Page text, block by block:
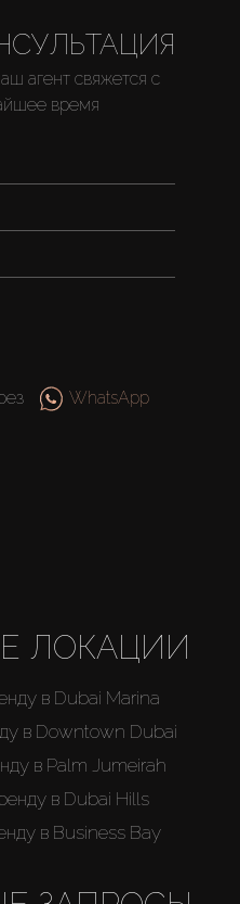
агент свяжется с
время
WhatsApp
ЛОКАЦИИ
в Dubai Marina
в Downtown Dubai
в Palm Jumeirah
в Dubai Hills
в Business Bay